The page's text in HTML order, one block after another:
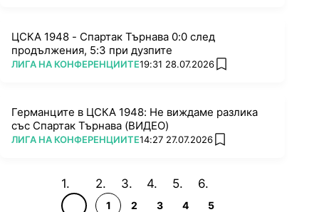
ЦСКА 1948 - Спартак Търнава 0:0 след
продължения, 5:3 при дузпите
ПОВЕЧЕ ОТ
ЛИГА НА КОНФЕРЕНЦИИТЕ19:31 28.07.2026 add favorites
Германците в ЦСКА 1948: Не виждаме разлика
със Спартак Търнава (ВИДЕО)
ПОВЕЧЕ ОТ
ЛИГА НА КОНФЕРЕНЦИИТЕ14:27 27.07.2026 add favorites
1 2 3 4 5